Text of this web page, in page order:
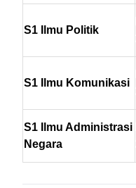
S1 Ilmu Politik
S1 Ilmu Komunikasi
S1 Ilmu Administrasi
Negara